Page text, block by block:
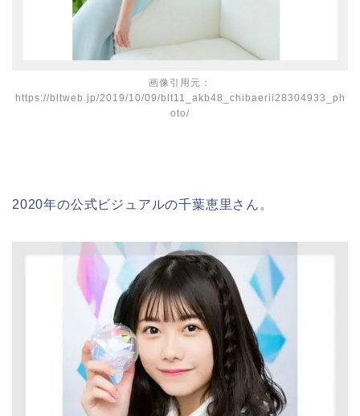
画像引用元：
https://bltweb.jp/2019/10/09/blt11_akb48_chibaerii28304933_ph
oto/
2020年の公式ビジュアルの千葉恵里さん。